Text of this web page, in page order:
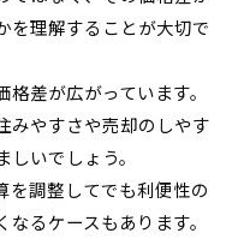
を理解することが大切で
差が広がっています。
みやすさや売却のしやす
いでしょう。
を調整してでも利便性の
るケースもあります。